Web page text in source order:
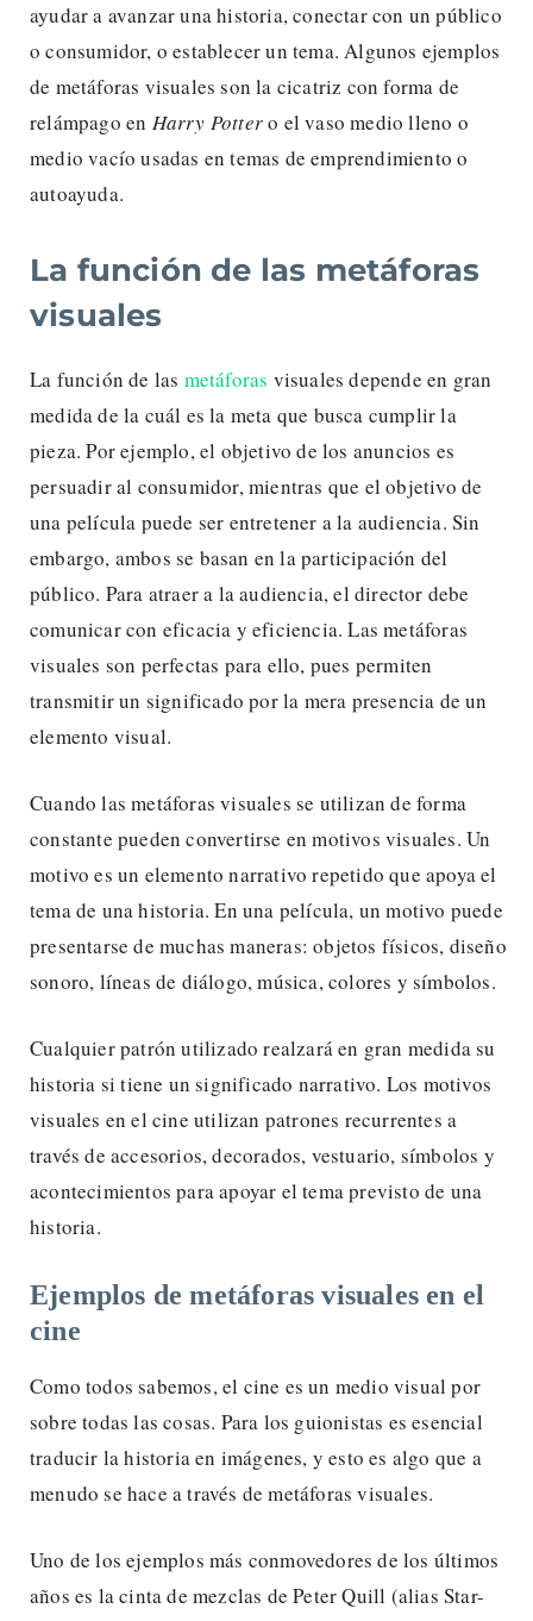
ayudar a avanzar una historia, conectar con un público
o consumidor, o establecer un tema. Algunos ejemplos
de metáforas visuales son la cicatriz con forma de
relámpago en Harry Pottero el vaso medio lleno o
medio vacío usadas en temas de emprendimiento o
autoayuda.
La función de las metáforas
visuales
La función de las metáforas visuales depende en gran
medida de la cuál es la meta que busca cumplir la
pieza. Por ejemplo, el objetivo de los anuncios es
persuadir al consumidor, mientras que el objetivo de
una película puede ser entretener a la audiencia. Sin
embargo, ambos se basan en la participación del
público. Para atraer a la audiencia, el director debe
comunicar con eficacia y eficiencia. Las metáforas
visuales son perfectas para ello, pues permiten
transmitir un significado por la mera presencia de un
elemento visual.
Cuando las metáforas visuales se utilizan de forma
constante pueden convertirse en motivos visuales. Un
motivo es un elemento narrativo repetido que apoya el
tema de una historia. En una película, un motivo puede
presentarse de muchas maneras: objetos físicos, diseño
sonoro, líneas de diálogo, música, colores y símbolos.
Cualquier patrón utilizado realzará en gran medida su
historia si tiene un significado narrativo. Los motivos
visuales en el cine utilizan patrones recurrentes a
través de accesorios, decorados, vestuario, símbolos y
acontecimientos para apoyar el tema previsto de una
historia.
Ejemplos de metáforas visuales en el
cine
Como todos sabemos, el cine es un medio visual por
sobre todas las cosas. Para los guionistas es esencial
traducir la historia en imágenes, y esto es algo que a
menudo se hace a través de metáforas visuales.
Uno de los ejemplos más conmovedores de los últimos
años es la cinta de mezclas de Peter Quill (alias Star-